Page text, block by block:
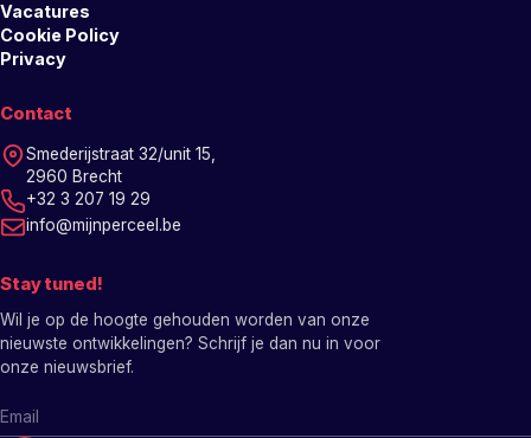
Vacatures
Cookie Policy
Privacy
Contact
Smederijstraat 32/unit 15,
2960 Brecht
+32 3 207 19 29
info@mijnperceel.be
Stay tuned!
Wil je op de hoogte gehouden worden van onze
nieuwste ontwikkelingen? Schrijf je dan nu in voor
onze nieuwsbrief.
E-mailadres nieuwsbrief